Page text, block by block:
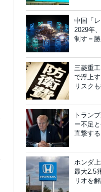
中国「
2029年
制す＝
三菱重
で浮上
リスク
トラン
ー不足
直撃す
ホンダ
最大2.5
リオを